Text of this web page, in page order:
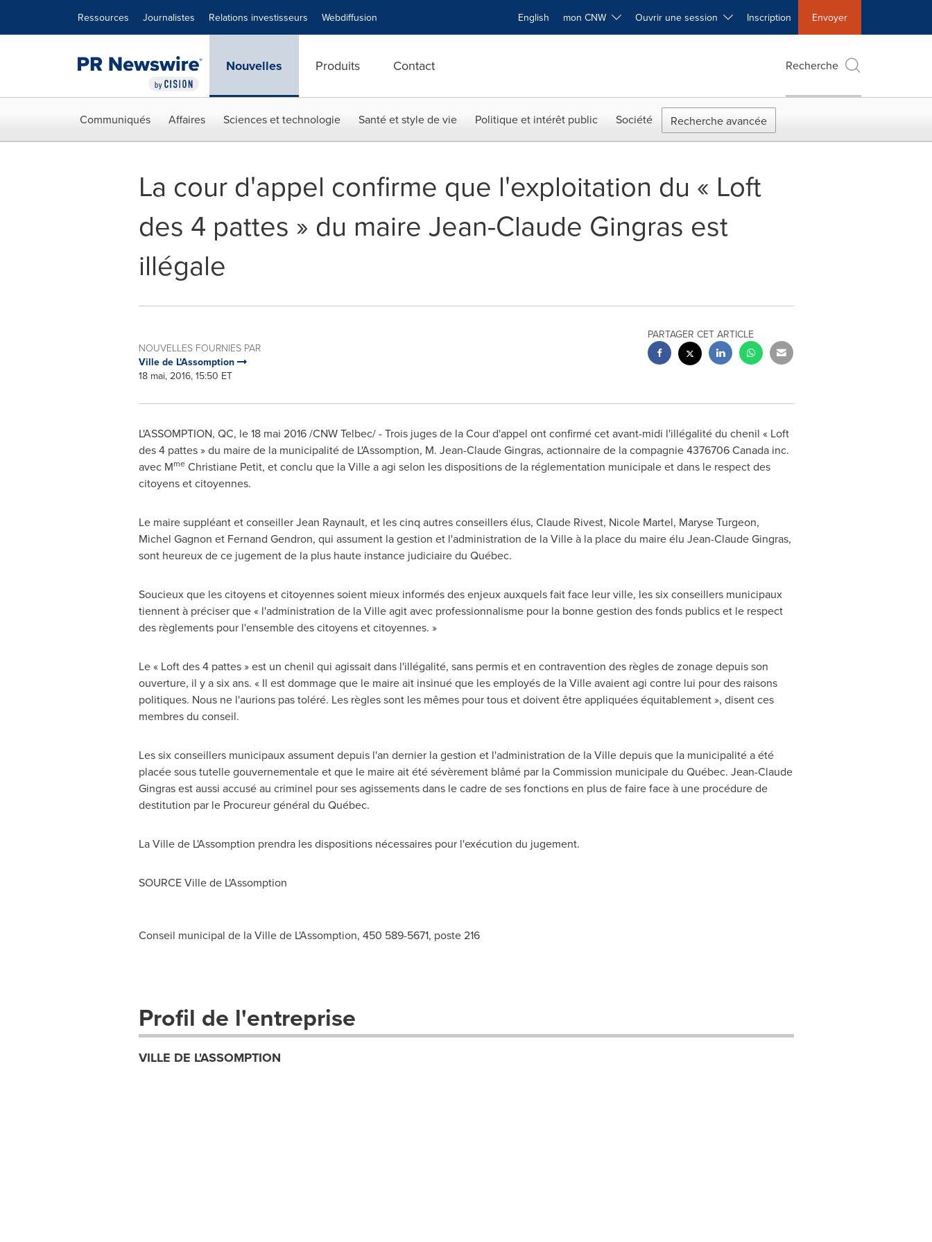
Ressources Journalistes Relations investisseurs Webdiffusion English mon CNW Ouvrir une session Inscription Envoyer
Nouvelles Produits Contact Recherche
Communiqués Affaires Sciences et technologie Santé et style de vie Politique et intérêt public Société Recherche avancée
La cour d'appel confirme que l'exploitation du « Loft
des 4 pattes » du maire Jean-Claude Gingras est
illégale
NOUVELLES FOURNIES PAR
Ville de L'Assomption
18 mai, 2016, 15:50 ET
PARTAGER CET ARTICLE
L'ASSOMPTION, QC, le 18 mai 2016 /CNW Telbec/ - Trois juges de la Cour d'appel ont confirmé cet avant-midi l'illégalité du chenil « Loft
des 4 pattes » du maire de la municipalité de L'Assomption, M. Jean-Claude Gingras, actionnaire de la compagnie 4376706 Canada inc.
avec Mme Christiane Petit, et conclu que la Ville a agi selon les dispositions de la réglementation municipale et dans le respect des
citoyens et citoyennes.
Le maire suppléant et conseillerJean Raynault, et les cinq autres conseillers élus, Claude Rivest, Nicole Martel, Maryse Turgeon,
Michel Gagnon et Fernand Gendron, qui assument la gestion et l'administration de la Ville à la place du maire élu Jean-Claude Gingras,
sont heureux de ce jugement de la plus haute instance judiciaire du Québec.
Soucieux que les citoyens et citoyennes soient mieux informés des enjeux auxquels fait face leur ville, les six conseillers municipaux
tiennent à préciser que « l'administration de la Ville agit avec professionnalisme pour la bonne gestion des fonds publics et le respect
des règlements pour l'ensemble des citoyens et citoyennes. »
Le « Loft des 4 pattes » est un chenil qui agissait dans l'illégalité, sans permis et en contravention des règles de zonage depuis son
ouverture, il y a six ans. « Il est dommage que le maire ait insinué que les employés de la Ville avaient agi contre lui pour des raisons
politiques. Nous ne l'aurions pas toléré. Les règles sont les mêmes pour tous et doivent être appliquées équitablement », disent ces
membres du conseil.
Les six conseillers municipaux assument depuis l'an dernier la gestion et l'administration de la Ville depuis que la municipalité a été
placée sous tutelle gouvernementale et que le maire ait été sévèrement blâmé par la Commission municipale du Québec. Jean-Claude
Gingrasest aussi accusé au criminel pour ses agissements dans le cadre de ses fonctions en plus de faire face à une procédure de
destitution par le Procureur général du Québec.
La Ville de L'Assomption prendra les dispositions nécessaires pour l'exécution du jugement.
SOURCE Ville de L'Assomption
Conseil municipal de la Ville de L'Assomption, 450 589-5671, poste 216
Profil de l'entreprise
VILLE DE L'ASSOMPTION